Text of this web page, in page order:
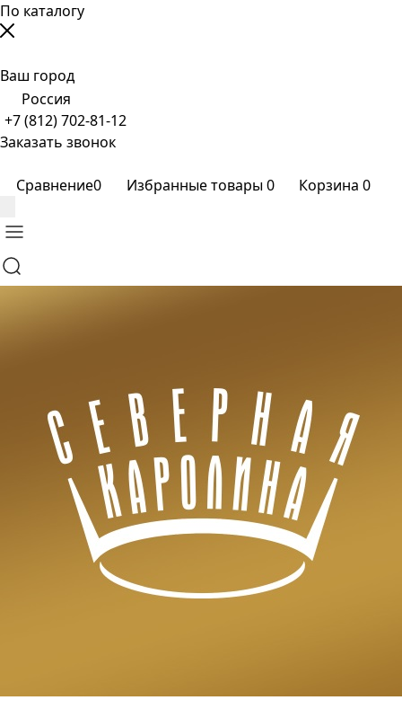
По каталогу
Ваш город
Россия
+7 (812) 702-81-12
Заказать звонок
Сравнение0 Избранные товары0 Корзина 0